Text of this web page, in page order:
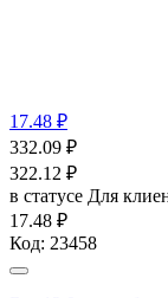
17.48 ₽
332.09 ₽
322.12 ₽
в статусе Для
17.48 ₽
Код: 23458